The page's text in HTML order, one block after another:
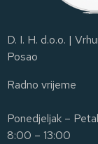
D. I. H. d.o.o. |
Posao
Radno vrijeme
Ponedjeljak –
8:00 – 13:00